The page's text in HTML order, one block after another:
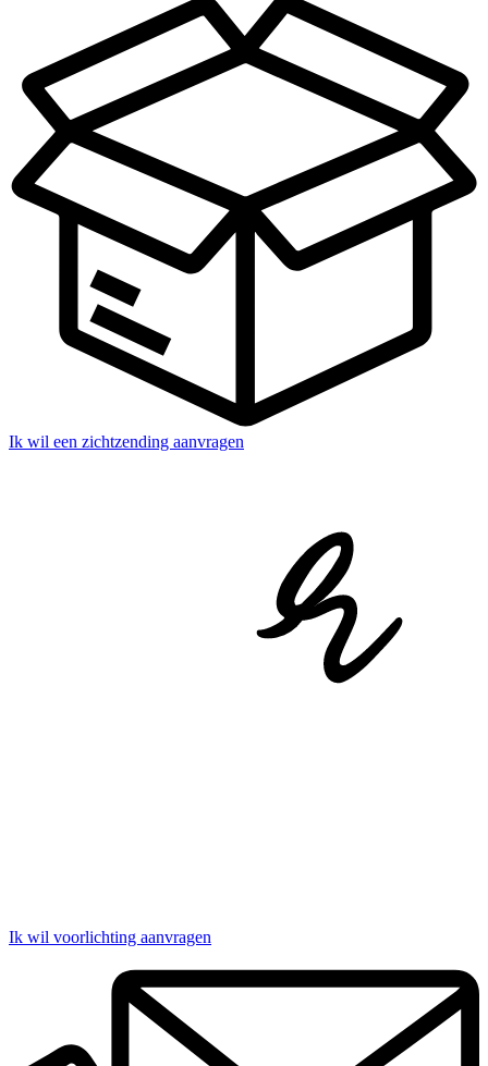
Ik wil een zichtzending aanvragen
Ik wil voorlichting aanvragen